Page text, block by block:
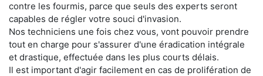
contre les fourmis, parce que seuls des experts seront
capables de régler votre souci d'invasion.
Nos techniciens une fois chez vous, vont pouvoir prendre
tout en charge pour s'assurer d'une éradication intégrale
et drastique, effectuée dans les plus courts délais.
Il est important d'agir facilement en cas de prolifération de